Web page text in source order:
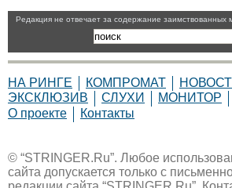
Pедакция не отвечает за содержание заимствованных
НА РИНГЕ КОМПРОМАТ
ЭКСКЛЮЗИВ
СЛУХИ МОНИТОР
О проекте
Контакты
© “STRINGER.Ru”. Любое
сайта допускается только с